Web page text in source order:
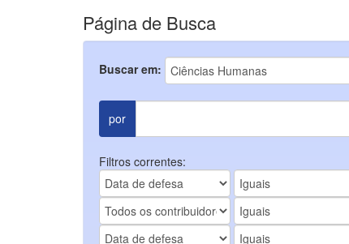
Página de Busca
Buscar em:
por
Filtros correntes: